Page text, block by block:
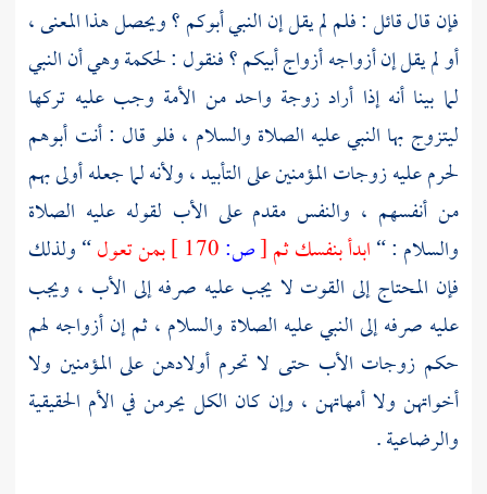
فإن قال قائل : فلم لم يقل إن النبي أبوكم ؟ ويحصل هذا المعنى ،
أو لم يقل إن أزواجه أزواج أبيكم ؟ فنقول : لحكمة وهي أن النبي
لما بينا أنه إذا أراد زوجة واحد من الأمة وجب عليه تركها
ليتزوج بها النبي عليه الصلاة والسلام ، فلو قال : أنت أبوهم
لحرم عليه زوجات المؤمنين على التأبيد ، ولأنه لما جعله أولى بهم
من أنفسهم ، والنفس مقدم على الأب لقوله عليه الصلاة
والسلام : “ابدأ بنفسك ثم[ص: بمن تعول“ ولذلك
فإن المحتاج إلى القوت لا يجب عليه صرفه إلى الأب ، ويجب
عليه صرفه إلى النبي عليه الصلاة والسلام ، ثم إن أزواجه لهم
حكم زوجات الأب حتى لا تحرم أولادهن على المؤمنين ولا
أخواتهن ولا أمهاتهن ، وإن كان الكل يحرمن في الأم الحقيقية
والرضاعية .